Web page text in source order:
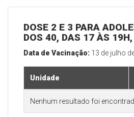
DOSE 2 E 3 PARA
DOS 40, DAS 17 ÀS
Data de Vacinação: 13 de julho
Unidade
Nenhum resultado foi